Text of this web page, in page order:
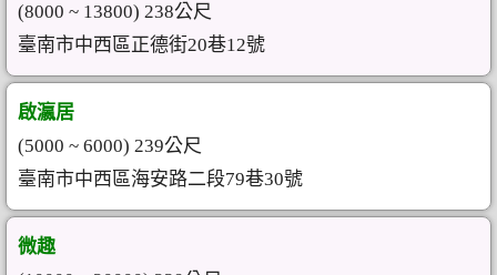
(8000 ~ 13800) 238公尺
臺南市中西區正德街20巷12號
啟瀛居
(5000 ~ 6000) 239公尺
臺南市中西區海安路二段79巷30號
微趣